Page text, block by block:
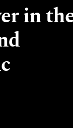
in